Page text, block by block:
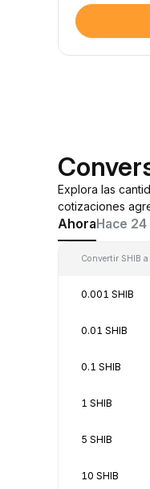
Explora las
cotizaciones
AhoraHace
Convertir SHIB a
0.001 SHIB
0.01 SHIB
0.1 SHIB
1 SHIB
5 SHIB
10 SHIB